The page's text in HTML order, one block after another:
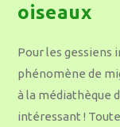
oiseaux
Pour les gessiens
phénomène de
à la médiathèque
intéressant !